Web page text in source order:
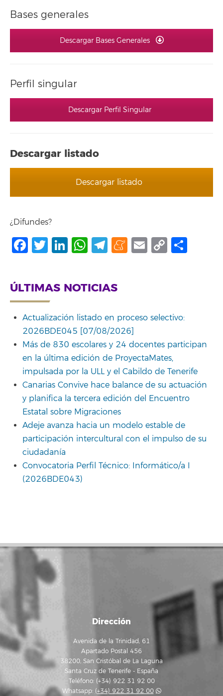
Bases generales
Descargar Bases Generales
Perfil singular
Descargar Perfil Singular
Descargar listado
Descargar listado
¿Difundes?
Facebook
Twitter
LinkedIn
WhatsApp
Telegram
Meneame
Email
Copy
ÚLTIMAS NOTICIAS
Actualización listado en proceso selectivo:
2026BDE045 [07/08/2026]
Más de 830 escolares y 24 docentes participan
en la última edición de ProyectaMates,
impulsada por la ULL y el Cabildo de Tenerife
Canarias Convive hace balance de su actuación
y planifica la tercera edición del Encuentro
Estatal sobre Migraciones
Adeje avanza hacia un modelo estable de
participación intercultural con el impulso de su
ciudadanía
Convocatoria Perfil Técnico: Informático/a I
(2026BDE043)
Dirección
Avenida de la Trinidad, 61
Apartado Postal 456
38200, San Cristóbal de La Laguna
Santa Cruz de Tenerife - España
Teléfono: (+34) 922 31 92 00
Whatsapp: (+34) 922 31 92 00